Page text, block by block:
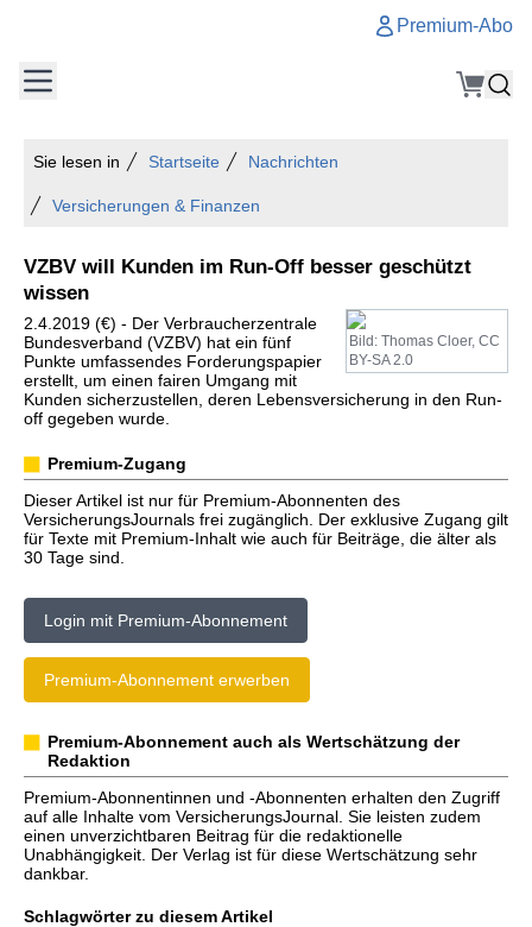
Premium-Abo
Sie lesen in Startseite Nachrichten
Versicherungen & Finanzen
VZBV will Kunden im Run-Off besser geschützt
wissen
Bild: Thomas Cloer, CC
BY-SA 2.0
2.4.2019 (€) - Der Verbraucherzentrale
Bundesverband (VZBV) hat ein fünf
Punkte umfassendes Forderungspapier
erstellt, um einen fairen Umgang mit
Kunden sicherzustellen, deren Lebensversicherung in den Run-
off gegeben wurde.
Premium-Zugang
Dieser Artikel ist nur für Premium-Abonnenten des
VersicherungsJournals frei zugänglich. Der exklusive Zugang gilt
für Texte mit Premium-Inhalt wie auch für Beiträge, die älter als
30 Tage sind.
Login mit Premium-Abonnement
Premium-Abonnement erwerben
Premium-Abonnement auch als Wertschätzung der
Redaktion
Premium-Abonnentinnen und -Abonnenten erhalten den Zugriff
auf alle Inhalte vom VersicherungsJournal. Sie leisten zudem
einen unverzichtbaren Beitrag für die redaktionelle
Unabhängigkeit. Der Verlag ist für diese Wertschätzung sehr
dankbar.
Schlagwörter zu diesem Artikel